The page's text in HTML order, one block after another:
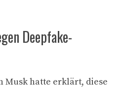
Deepfake-
Musk hatte erklärt, diese